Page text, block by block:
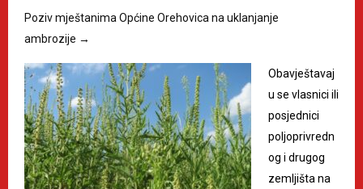
Poziv mještanima Općine Orehovica na uklanjanje
ambrozije →
Obavještavaj
u se vlasnici ili
posjednici
poljoprivredn
og i drugog
zemljišta na